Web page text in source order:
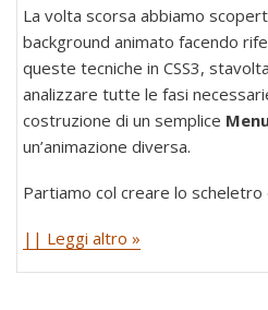
La volta scorsa abbiamo
background animato facendo
queste tecniche in CSS3,
analizzare tutte le fasi
costruzione di un semplice
un’animazione diversa.
Partiamo col creare lo scheletro
|| Leggi altro »